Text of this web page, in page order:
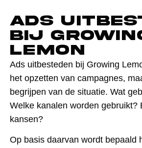
Ads
bij
Lemon
Ads uitbesteden bij Growing
het opzetten van campagnes,
begrijpen van de situatie. Wat
Welke kanalen worden gebruikt?
kansen?
Op basis daarvan wordt bepaald